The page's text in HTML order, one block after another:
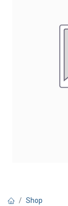
Shop